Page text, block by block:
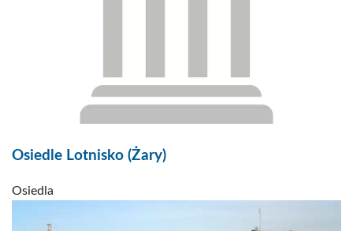
Osiedle Lotnisko (Żary)
Osiedla